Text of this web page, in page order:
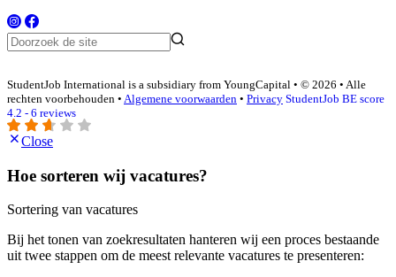
StudentJob International is a subsidiary from YoungCapital • © 2026 • Alle
rechten voorbehouden • Algemene voorwaarden • Privacy StudentJob BE score
4.2 - 6 reviews
Close
Hoe sorteren wij vacatures?
Sortering van vacatures
Bij het tonen van zoekresultaten hanteren wij een proces bestaande
uit twee stappen om de meest relevante vacatures te presenteren: